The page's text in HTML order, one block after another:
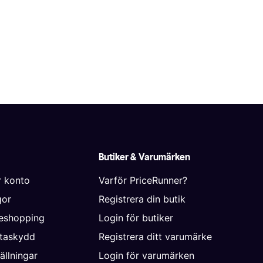
konto
Butiker & Varumärken
Varför PriceRunner?
Registrera din butik
Login för butiker
Registrera ditt varumärke
Login för varumärken